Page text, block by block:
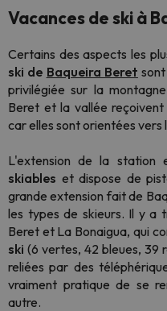
Vacances de ski à
Certains des aspects les
ski de Baqueira Beret
privilégiée sur la
Beret et la vallée
car elles sont orientées vers
L'extension de la station
skiables et dispose de
grande extension fait de
les types de skieurs. Il y a
Beret et La Bonaigua, qui
ski (6 vertes, 42 bleues, 39
reliées par des
vraiment pratique de se
autre.